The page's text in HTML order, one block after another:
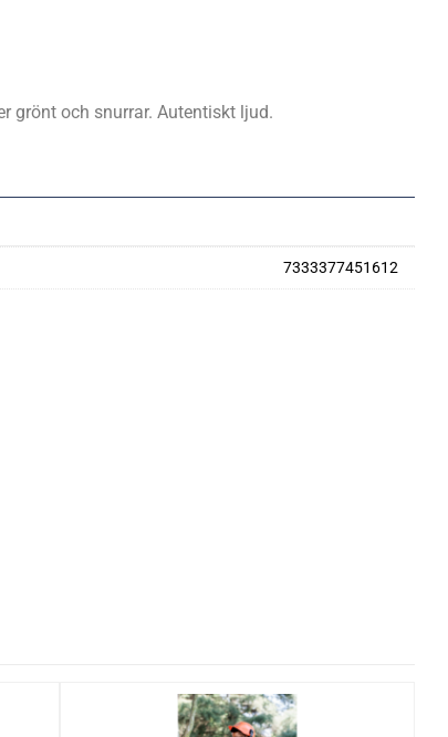
grönt och snurrar. Autentiskt ljud.
7333377451612